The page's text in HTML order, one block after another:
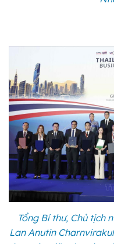
Tổng Bí thư, Chủ tịch
Lan Anutin